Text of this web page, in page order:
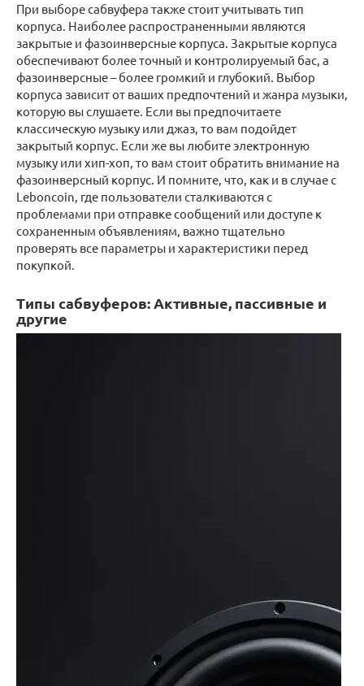
При выборе сабвуфера также стоит учитывать тип
корпуса. Наиболее распространенными являются
закрытые и фазоинверсные корпуса. Закрытые корпуса
обеспечивают более точный и контролируемый бас, а
фазоинверсные – более громкий и глубокий. Выбор
корпуса зависит от ваших предпочтений и жанра музыки,
которую вы слушаете. Если вы предпочитаете
классическую музыку или джаз, то вам подойдет
закрытый корпус. Если же вы любите электронную
музыку или хип-хоп, то вам стоит обратить внимание на
фазоинверсный корпус. И помните, что, как и в случае с
Leboncoin, где пользователи сталкиваются с
проблемами при отправке сообщений или доступе к
сохраненным объявлениям, важно тщательно
проверять все параметры и характеристики перед
покупкой.
Типы сабвуферов: Активные, пассивные и
другие